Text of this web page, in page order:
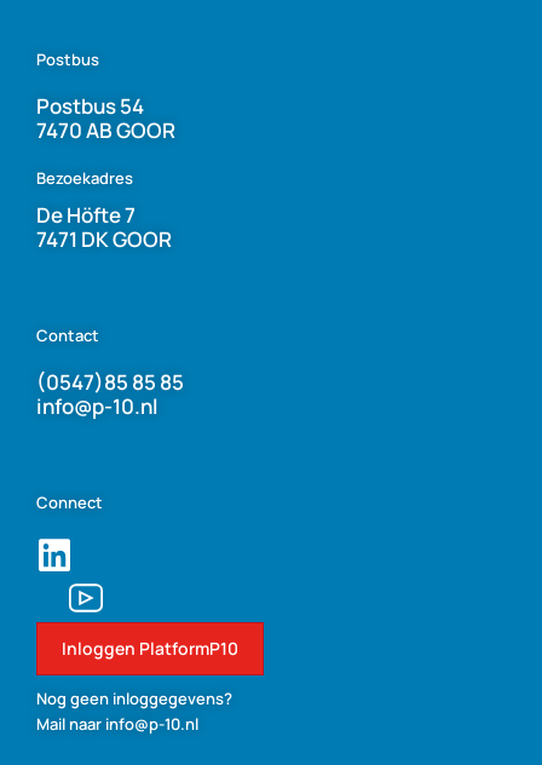
Postbus
Postbus 54
7470 AB GOOR
Bezoekadres
De Höfte 7
7471 DK GOOR
Contact
(0547)85 85 85
info@p-10.nl
Connect
Inloggen PlatformP10
Nog geen inloggegevens?
Mail naar info@p-10.nl